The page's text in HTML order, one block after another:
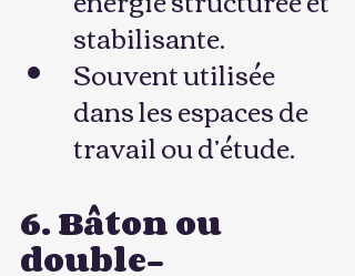
stabilisante.
Souvent utilisée
dans les espaces de
travail ou d’étude.
6. Bâton ou
double-